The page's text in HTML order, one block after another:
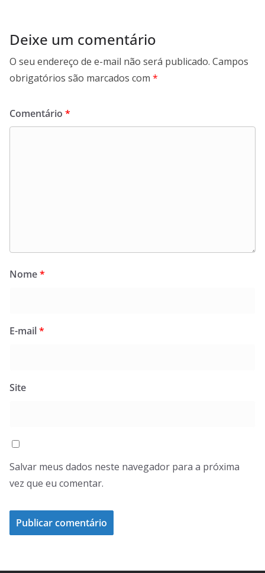
Deixe um comentário
O seu endereço de e-mail não será publicado. Campos
obrigatórios são marcados com *
Comentário *
Nome*
E-mail*
Site
Salvar meus dados neste navegador para a próxima
vez que eu comentar.